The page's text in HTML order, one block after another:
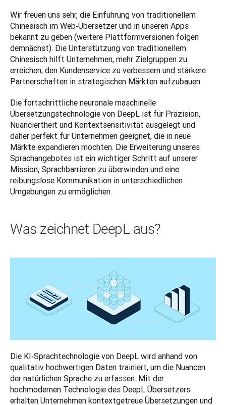
Wir freuen uns sehr, die Einführung von traditionellem
Chinesisch im Web‑Übersetzer und in unseren Apps
bekannt zu geben (weitere Plattformversionen folgen
demnächst). Die Unterstützung von traditionellem
Chinesisch hilft Unternehmen, mehr Zielgruppen zu
erreichen, den Kundenservice zu verbessern und stärkere
Partnerschaften in strategischen Märkten aufzubauen.
Die fortschrittliche neuronale maschinelle
Übersetzungstechnologie von DeepL ist für Präzision,
Nuanciertheit und Kontextsensitivität ausgelegt und
daher perfekt für Unternehmen geeignet, die in neue
Märkte expandieren möchten. Die Erweiterung unseres
Sprachangebotes ist ein wichtiger Schritt auf unserer
Mission, Sprachbarrieren zu überwinden und eine
reibungslose Kommunikation in unterschiedlichen
Umgebungen zu ermöglichen.
Was zeichnet DeepL aus?
Die KI‑Sprachtechnologie von DeepL wird anhand von
qualitativ hochwertigen Daten trainiert, um die Nuancen
der natürlichen Sprache zu erfassen. Mit der
hochmodernen Technologie des DeepL Übersetzers
erhalten Unternehmen kontextgetreue Übersetzungen und